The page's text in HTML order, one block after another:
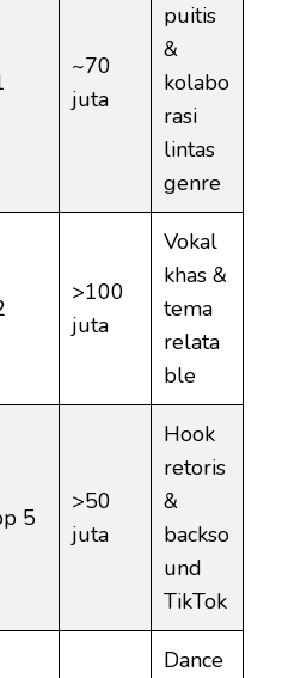
~70
juta
puitis
&
kolabo
rasi
lintas
genre
>100
juta
Vokal
khas &
tema
relata
ble
5
>50
juta
Hook
retoris
&
backso
und
TikTok
Dance